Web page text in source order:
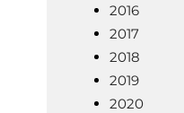
2016
2017
2018
2019
2020